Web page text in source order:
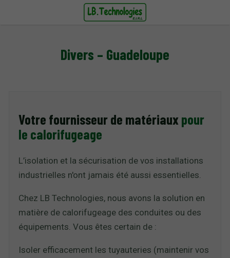
Divers – Guadeloupe
Votre fournisseur de matériaux pour
le calorifugeage
L’isolation et la sécurisation de vos installations
industrielles n'ont jamais été aussi essentielles.
Chez LB Technologies, nous avons la solution en
matière de calorifugeage des conduites ou des
équipements. Vous êtes certain de :
Isoler efficacement les tuyauteries (maintenir vos